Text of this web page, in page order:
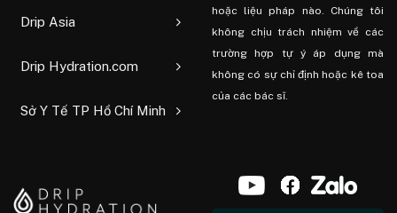
Drip Asia
Drip Hydration.com
Sở Y Tế TP Hồ Chí Minh
hoặc liệu pháp nào. Chúng tôi
không chịu trách nhiệm về các
trường hợp tự ý áp dụng mà
không có sự chỉ định hoặc kê toa
của các bác sĩ.